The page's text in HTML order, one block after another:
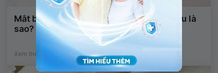
Mắt bé xuất hiện đốm đỏ sau ngã đập đầu là
sao?
Xem thêm